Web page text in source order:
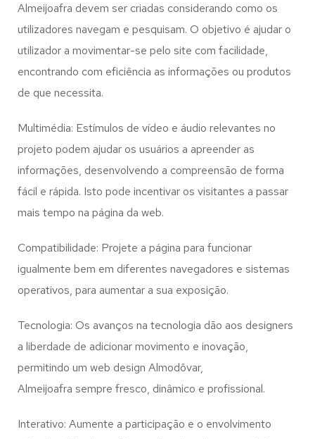
Almeijoafra devem ser criadas considerando como os
utilizadores navegam e pesquisam. O objetivo é ajudar o
utilizador a movimentar-se pelo site com facilidade,
encontrando com eficiência as informações ou produtos
de que necessita.
Multimédia: Estímulos de vídeo e áudio relevantes no
projeto podem ajudar os usuários a apreender as
informações, desenvolvendo a compreensão de forma
fácil e rápida. Isto pode incentivar os visitantes a passar
mais tempo na página da web.
Compatibilidade: Projete a página para funcionar
igualmente bem em diferentes navegadores e sistemas
operativos, para aumentar a sua exposição.
Tecnologia: Os avanços na tecnologia dão aos designers
a liberdade de adicionar movimento e inovação,
permitindo um web design Almodôvar,
Almeijoafra sempre fresco, dinâmico e profissional.
Interativo: Aumente a participação e o envolvimento